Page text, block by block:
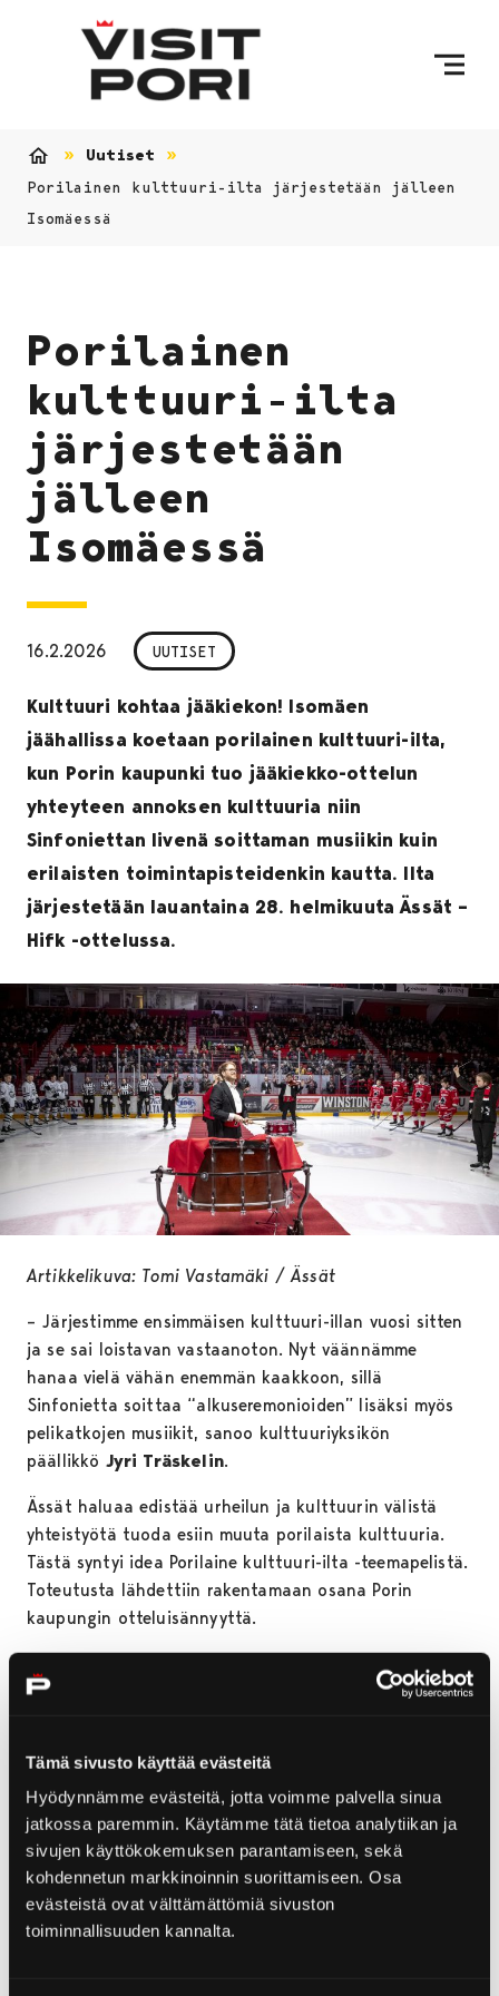
Tämä sivusto käyttää evästeitä
Hyödynnämme evästeitä, jotta voimme palvella sinua
jatkossa paremmin. Käytämme tätä tietoa analytiikan ja
sivujen käyttökokemuksen parantamiseen, sekä
kohdennetun markkinoinnin suorittamiseen. Osa
evästeistä ovat välttämättömiä sivuston
toiminnallisuuden kannalta.
Uutiset
Porilainen kulttuuri-ilta järjestetään jälleen
Isomäessä
Porilainen
kulttuuri-ilta
järjestetään
jälleen
Isomäessä
16.2.2026 UUTISET
Kulttuuri kohtaa jääkiekon! Isomäen
jäähallissa koetaan porilainen kulttuuri-ilta,
kun Porin kaupunki tuo jääkiekko-ottelun
yhteyteen annoksen kulttuuria niin
Sinfoniettan livenä soittaman musiikin kuin
erilaisten toimintapisteidenkin kautta. Ilta
järjestetään lauantaina 28. helmikuuta Ässät –
Hifk -ottelussa.
Artikkelikuva: Tomi Vastamäki / Ässät
– Järjestimme ensimmäisen kulttuuri-illan vuosi sitten
ja se sai loistavan vastaanoton. Nyt väännämme
hanaa vielä vähän enemmän kaakkoon, sillä
Sinfonietta soittaa “alkuseremonioiden” lisäksi myös
pelikatkojen musiikit, sanoo kulttuuriyksikön
päällikkö Jyri Träskelin.
Ässät haluaa edistää urheilun ja kulttuurin välistä
yhteistyötä tuoda esiin muuta porilaista kulttuuria.
Tästä syntyi idea Porilaine kulttuuri-ilta -teemapelistä.
Toteutusta lähdettiin rakentamaan osana Porin
kaupungin otteluisännyyttä.
– Yhteistyö kaupungin kanssa on merkittävä ja viime
vuoden tapahtuma sai erinomaisen vastaanoton, josta
viihdyttää yleisöä soittamalla pelikatkomusiikkia B5-
katsomossa, Suomessa vastaavaa on nähty aiemmin
vain muutamassa HIFK:n ottelussa. Lisäksi areenalle
tulee erilaisia kulttuuripisteitä räppipajasta
taidekoulun näyttelyyn. Tätä iltaa ei kannata missata,
toteaa markkinointi- ja tapahtumapäällikkö
Mäkisalo.